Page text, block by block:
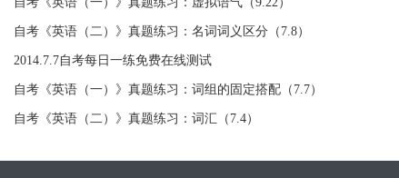
自考《英语（二）》真题练习：名词词义区分（7.8）
2014.7.7自考每日一练免费在线测试
自考《英语（一）》真题练习：词组的固定搭配（7.7）
自考《英语（二）》真题练习：词汇（7.4）